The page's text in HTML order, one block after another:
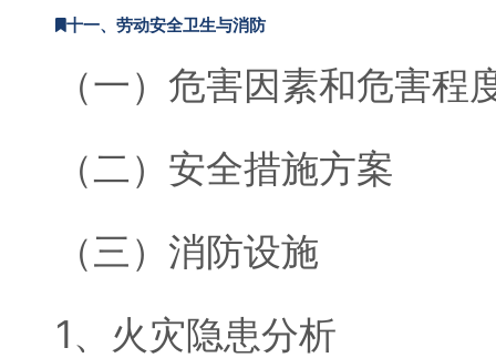
十一、劳动安全卫生与消防
（一）危害因素和危害程
（二）安全措施方案
（三）消防设施
1、火灾隐患分析